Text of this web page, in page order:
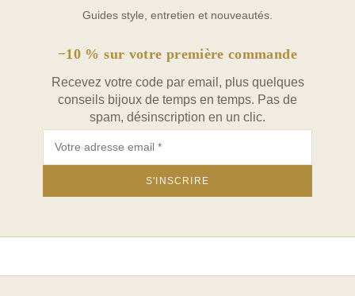
transformer chaque moment en une occasion
élégante.
−10 % sur votre première commande
Guides style, entretien et nouveautés.
−10 % sur votre première commande
Recevez votre code par email, plus quelques
conseils bijoux de temps en temps. Pas de
spam, désinscription en un clic.